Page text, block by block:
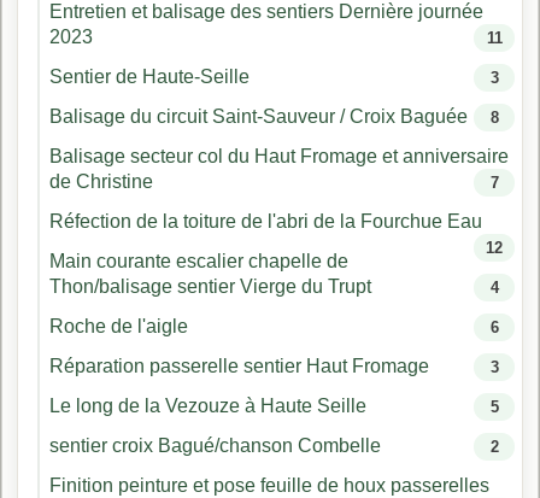
Entretien et balisage des sentiers Dernière journée
2023
11
Sentier de Haute-Seille 3
Balisage du circuit Saint-Sauveur / Croix Baguée 8
Balisage secteur col du Haut Fromage et anniversaire
de Christine
7
Réfection de la toiture de l'abri de la Fourchue Eau
12
Main courante escalier chapelle de
Thon/balisage sentier Vierge du Trupt
4
Roche de l'aigle 6
Réparation passerelle sentier Haut Fromage 3
Le long de la Vezouze à Haute Seille 5
sentier croix Bagué/chanson Combelle 2
Finition peinture et pose feuille de houx passerelles